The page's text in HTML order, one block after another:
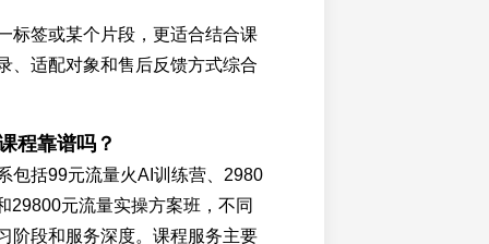
标签或某个片段，更适合结合课
、适配对象和售后反馈方式综合
程靠谱吗？
包括99元流量火AI训练营、2980
29800元流量实操方案班，不同
阶段和服务深度。课程服务主要